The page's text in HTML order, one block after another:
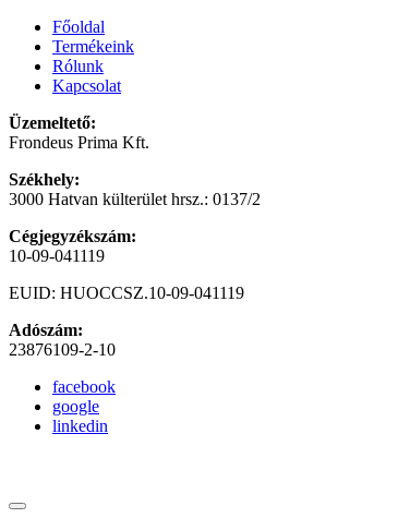
Főoldal
Termékeink
Rólunk
Kapcsolat
Üzemeltető:
Frondeus Prima Kft.
Székhely:
3000 Hatvan külterület hrsz.: 0137/2
Cégjegyzékszám:
10-09-041119
EUID: HUOCCSZ.10-09-041119
Adószám:
23876109-2-10
facebook
google
linkedin